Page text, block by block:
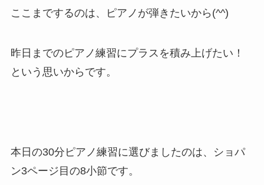
ここまでするのは、ピアノが弾きたいから(^^)
昨日までのピアノ練習にプラスを積み上げたい！
という思いからです。
本日の30分ピアノ練習に選びましたのは、ショパ
ン3ページ目の8小節です。